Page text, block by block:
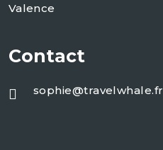
Valence
Contact
sophie@travelwhale.fr